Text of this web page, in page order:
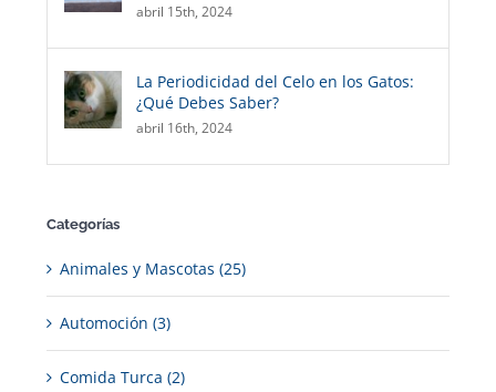
abril 15th, 2024
La Periodicidad del Celo en los Gatos:
¿Qué Debes Saber?
abril 16th, 2024
Categorías
Animales y Mascotas (25)
Automoción (3)
Comida Turca (2)